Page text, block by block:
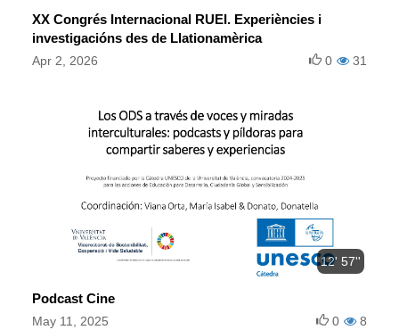
XX Congrés Internacional RUEI. Experiències i
investigacións des de Llationamèrica
Apr 2, 2026 31
0
12' 57''
Podcast Cine
May 11, 2025 8
0